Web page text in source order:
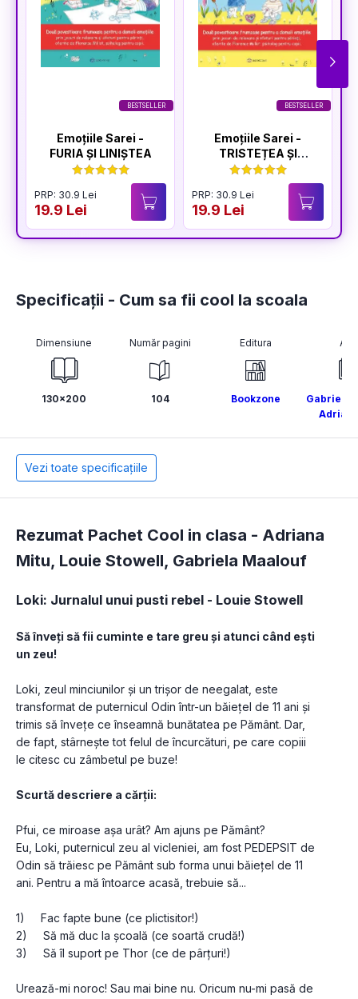
BESTSELLER
Emoțiile Sarei -
FURIA ȘI LINIȘTEA
PRP: 30.9 Lei
19.9 Lei
BESTSELLER
Emoțiile Sarei -
TRISTEȚEA ȘI
BUCURIA
PRP: 30.9 Lei
19.9 Lei
Specificații - Cum sa fii cool la scoala
Dimensiune
130x200
Număr pagini
104
Editura
Bookzone
Gabriela
Vezi toate specificațiile
Rezumat Pachet Cool in clasa - Adriana
Mitu, Louie Stowell, Gabriela Maalouf
Loki: Jurnalul unui pusti rebel - Louie Stowell
Să înveți să fii cuminte e tare greu și atunci când ești
un zeu!
Loki, zeul minciunilor și un trișor de neegalat, este
transformat de puternicul Odin într-un băiețel de 11 ani și
trimis să învețe ce înseamnă bunătatea pe Pământ. Dar,
de fapt, stârnește tot felul de încurcături, pe care copiii
le citesc cu zâmbetul pe buze!
Scurtă descriere a cărții:
Pfui, ce miroase așa urât? Am ajuns pe Pământ?
Eu, Loki, puternicul zeu al vicleniei, am fost PEDEPSIT de
Odin să trăiesc pe Pământ sub forma unui băiețel de 11
ani. Pentru a mă întoarce acasă, trebuie să...
1)     Fac fapte bune (ce plictisitor!)
2)     Să mă duc la școală (ce soartă crudă!)
3)     Să îl suport pe Thor (ce de pârțuri!)
Urează-mi noroc! Sau mai bine nu. Oricum nu-mi pasă de